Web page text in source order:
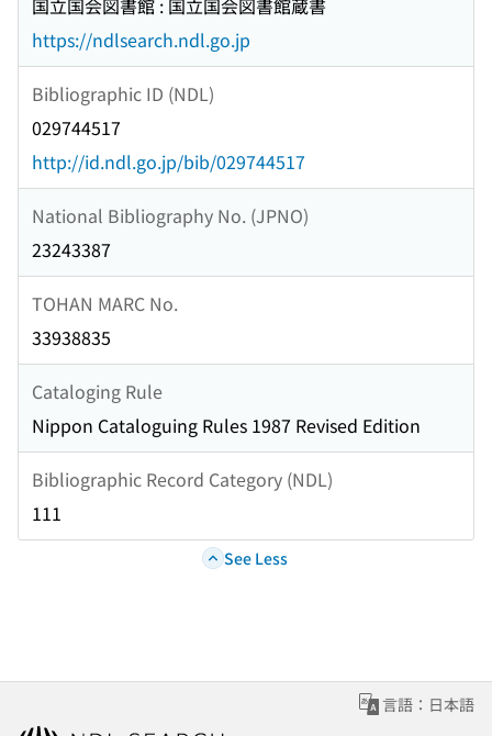
国立国会図書館 : 国立国会図書館蔵書
https://ndlsearch.ndl.go.jp
Bibliographic ID (NDL)
029744517
http://id.ndl.go.jp/bib/029744517
National Bibliography No. (JPNO)
23243387
TOHAN MARC No.
33938835
Cataloging Rule
Nippon Cataloguing Rules 1987 Revised Edition
Bibliographic Record Category (NDL)
111
See Less
言語：日本語